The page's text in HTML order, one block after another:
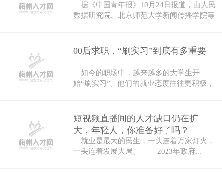
据《中国青年报》10月24日报道，由人民
数据研究院、北京师范大学新闻传播学院等
00后求职，“刷实习”到底有多重要
如今的职场中，越来越多的大学生开
始“刷实习”。他们的就业态度往往更积极，
短视频直播间的人才缺口仍在扩
大，年轻人，你准备好了吗？
就业是最大的民生，一头连着万家灯火，
一头连着发展大局。 2023年政府...